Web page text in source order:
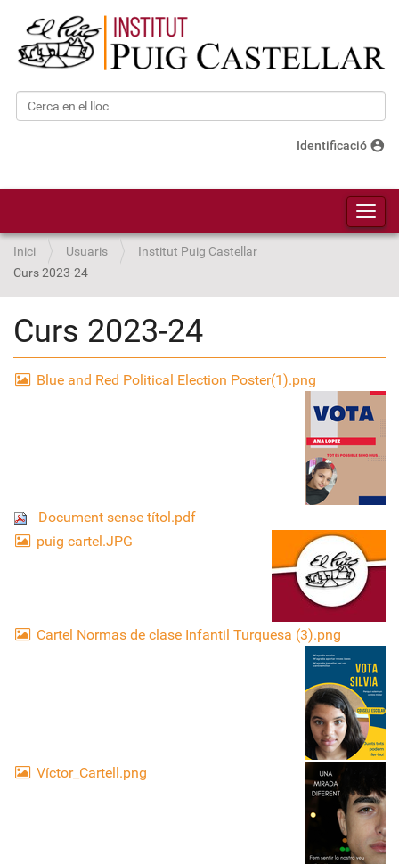
Cerca
Identificació account_circle
Inici Usuaris
Institut Puig Castellar
Curs 2023-24
Curs 2023-24
Blue and Red Political Election Poster(1).png
Document sense títol.pdf
puig cartel.JPG
Cartel Normas de clase Infantil Turquesa (3).png
Víctor_Cartell.png